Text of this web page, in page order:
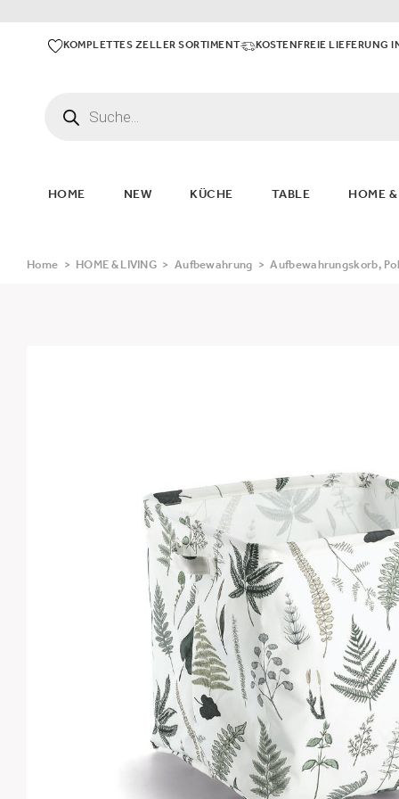
KOMPLETTES ZELLER SORTIMENT KOSTENFREIE LIEFERUNG
HOME NEW KÜCHE TABLE HOME
Home > HOME & LIVING > Aufbewahrung > Aufbewahrungskorb,